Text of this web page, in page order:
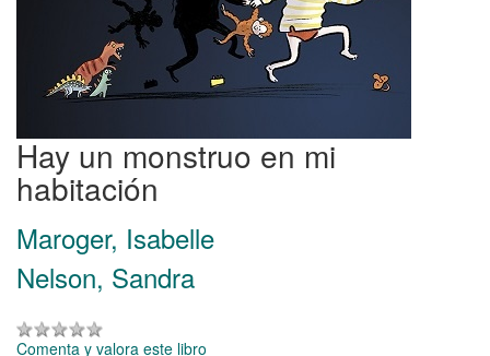
Hay un monstruo en mi
habitación
Maroger, Isabelle
Nelson, Sandra
Comenta y valora este libro